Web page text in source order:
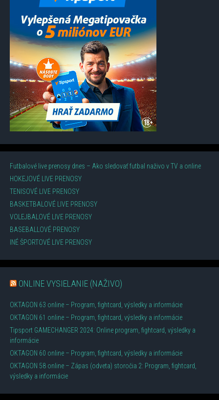
Futbalové live prenosy dnes – Ako sledovať futbal naživo v TV a online
HOKEJOVÉ LIVE PRENOSY
TENISOVÉ LIVE PRENOSY
BASKETBALOVÉ LIVE PRENOSY
VOLEJBALOVÉ LIVE PRENOSY
BASEBALLOVÉ PRENOSY
INÉ ŠPORTOVÉ LIVE PRENOSY
ONLINE VYSIELANIE (NAŽIVO)
OKTAGON 63 online – Program, fightcard, výsledky a informácie
OKTAGON 61 online – Program, fightcard, výsledky a informácie
Tipsport GAMECHANGER 2024: Online program, fightcard, výsledky a
informácie
OKTAGON 60 online – Program, fightcard, výsledky a informácie
OKTAGON 58 online – Zápas (odveta) storočia 2: Program, fightcard,
výsledky a informácie